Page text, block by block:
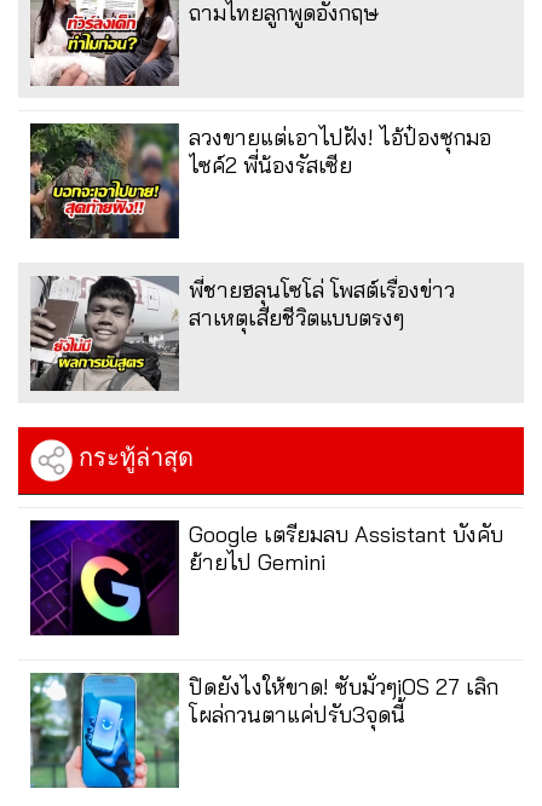
ถามไทยลูกพูดอังกฤษ
ลวงขายแต่เอาไปฝัง! ไอ้ป๋องซุกมอ
ไซค์2 พี่น้องรัสเซีย
พี่ชายฮลุนโซโล่ โพสต์เรื่องข่าว
สาเหตุเสียชีวิตแบบตรงๆ
กระทู้ล่าสุด
Google เตรียมลบ Assistant บังคับ
ย้ายไป Gemini
ปิดยังไงให้ขาด! ซับมั่วๆiOS 27 เลิก
โผล่กวนตาแค่ปรับ3จุดนี้